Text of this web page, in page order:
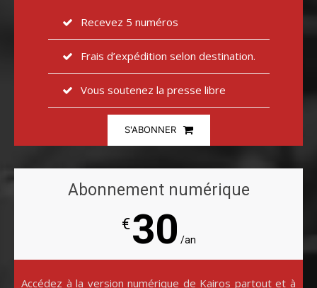
Recevez 5 numéros
Frais d’expédition selon destination.
Vous soutenez la presse libre
S'ABONNER
Abonnement numérique
€30 /an
Accédez à la version numérique de Kairos partout et à